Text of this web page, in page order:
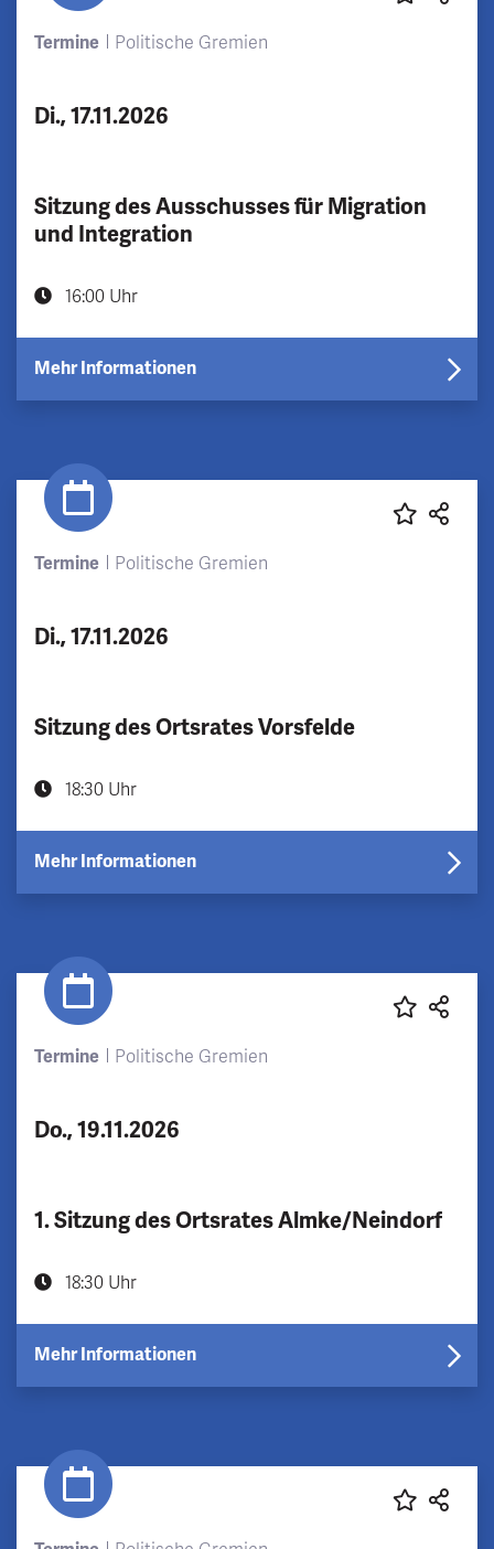
Termine Politische Gremien
Di., 17.11.2026
Sitzung des Ausschusses für Migration
und Integration
16:00 Uhr
Mehr Informationen
Termine Politische Gremien
Di., 17.11.2026
Sitzung des Ortsrates Vorsfelde
18:30 Uhr
Mehr Informationen
Termine Politische Gremien
Do., 19.11.2026
1. Sitzung des Ortsrates Almke/Neindorf
18:30 Uhr
Mehr Informationen